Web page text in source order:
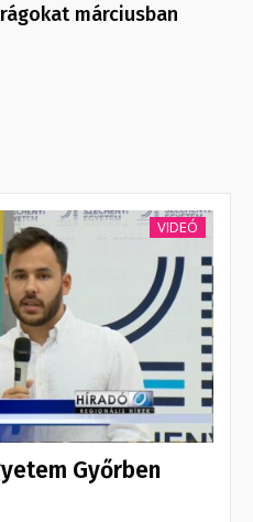
márciusban
VIDEÓ
Győrben